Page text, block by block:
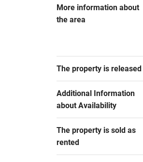
More information about
the area
The property is released
Additional Information
about Availability
The property is sold as
rented